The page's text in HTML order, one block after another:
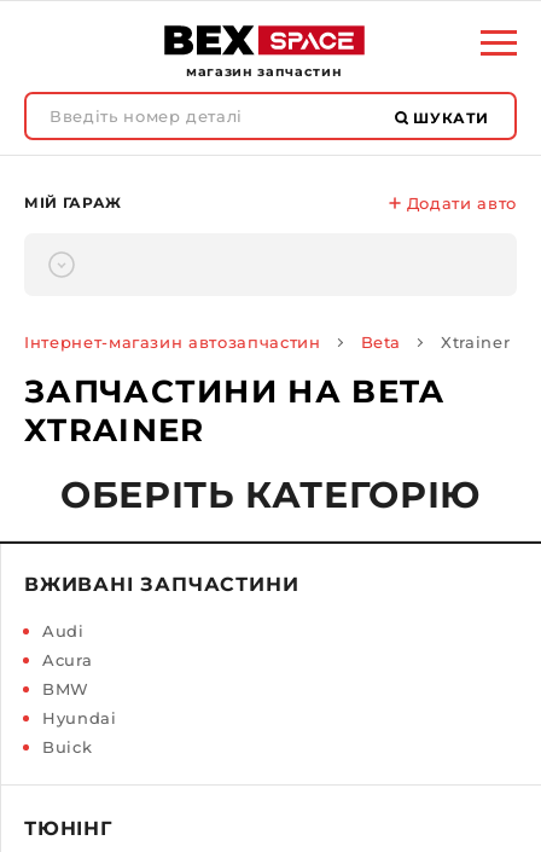
магазин запчастин
ШУКАТИ
МІЙ ГАРАЖ Додати авто
Інтернет-магазин автозапчастин Beta Xtrainer
ЗАПЧАСТИНИ НА BETA
XTRAINER
ОБЕРІТЬ КАТЕГОРІЮ
ВЖИВАНІ ЗАПЧАСТИНИ
Audi
Acura
BMW
Hyundai
Buick
ТЮНІНГ